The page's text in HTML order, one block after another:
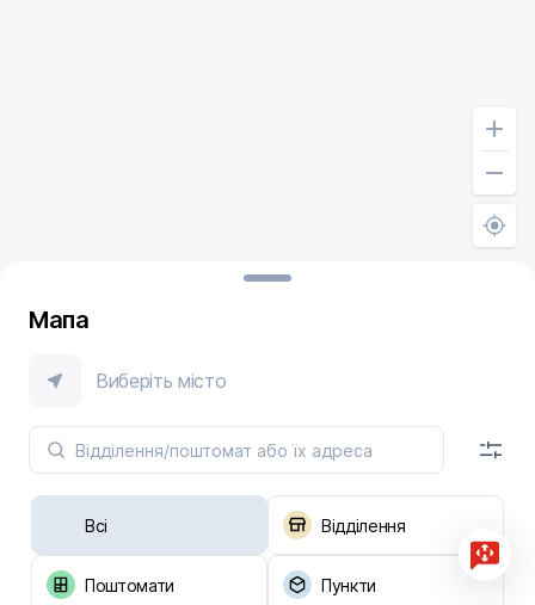
Мапа
Виберіть місто
Всі Відділення
Поштомати Пункти